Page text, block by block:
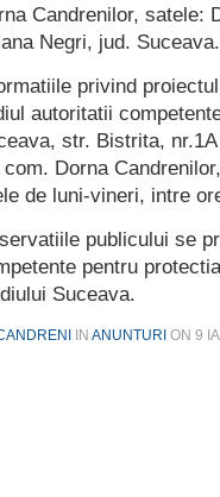
Candrenilor, satele:
Negri, jud. Suceava.
privind
autoritatii
str. Bistrita,
com. Dorna
de luni-vineri, intre
publicului se
pentru
Suceava.
IN ANUNTURI ON 9